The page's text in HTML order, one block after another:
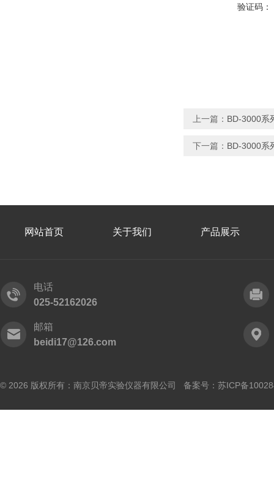
验证码：
上一篇： BD-3000系
下一篇： BD-3000系
网站首页 关于我们 产品展示
电话
025-52162026
邮箱
beidi17@126.com
© 2026 版权所有：南京贝帝实验仪器有限公司 备案号： 苏ICP备